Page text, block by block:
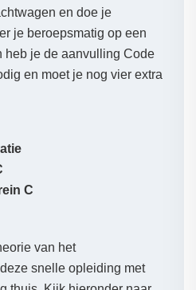
en doe je
je beroepsmatig op een
heb je de aanvulling Code
en moet je nog vier extra
C
van het
snelle opleiding met